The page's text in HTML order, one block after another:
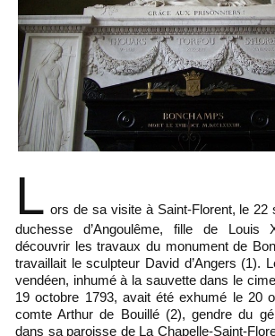
L ors de sa visite à Saint-Florent, le 22
duchesse d’Angoulême, fille de
découvrir les travaux du monument de
travaillait le sculpteur David d’Angers (1).
vendéen, inhumé à la sauvette dans le
19 octobre 1793, avait été exhumé le 20
comte Arthur de Bouillé (2), gendre du
dans sa paroisse de La Chapelle-Saint-